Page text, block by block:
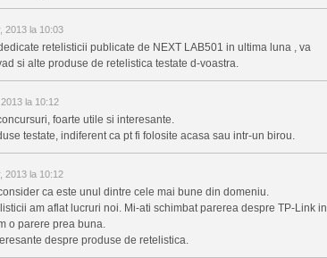
2013 la 10:03
retelisticii publicate de NEXT LAB501 in ultima luna , va
si alte produse de retelistica testate d-voastra.
la 10:12
foarte utile si interesante.
testate, indiferent ca pt fi folosite acasa sau intr-un birou.
2013 la 10:12
ca este unul dintre cele mai bune din domeniu.
am aflat lucruri noi. Mi-ati schimbat parerea despre TP-Link in
o parere prea buna.
despre produse de retelistica.